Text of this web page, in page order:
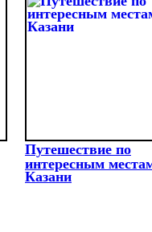
Путешествие по
интересным
Казани